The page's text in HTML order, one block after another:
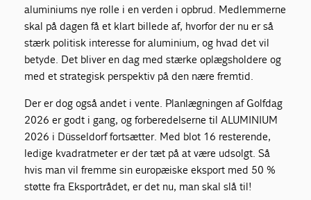
aluminiums nye rolle i en verden i opbrud. Medlemmerne
skal på dagen få et klart billede af, hvorfor der nu er så
stærk politisk interesse for aluminium, og hvad det vil
betyde. Det bliver en dag med stærke oplægsholdere og
med et strategisk perspektiv på den nære fremtid.
Der er dog også andet i vente. Planlægningen af Golfdag
2026 er godt i gang, og forberedelserne til ALUMINIUM
2026 i Düsseldorf fortsætter. Med blot 16 resterende,
ledige kvadratmeter er der tæt på at være udsolgt. Så
hvis man vil fremme sin europæiske eksport med 50 %
støtte fra Eksportrådet, er det nu, man skal slå til!